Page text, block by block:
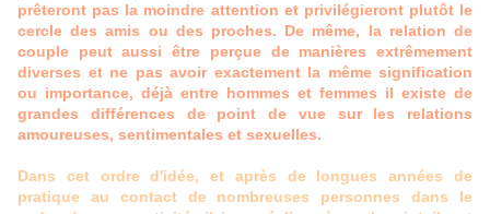
prêteront pas la moindre attention et privilégieront plutôt le
cercle des amis ou des proches. De même, la relation de
couple peut aussi être perçue de manières extrêmement
diverses et ne pas avoir exactement la même signification
ou importance, déjà entre hommes et femmes il existe de
grandes différences de point de vue sur les relations
amoureuses, sentimentales et sexuelles.
Dans cet ordre d'idée, et après de longues années de
pratique au contact de nombreuses personnes dans le